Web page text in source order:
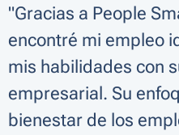
"Gracias a People
encontré mi empleo
mis habilidades con
empresarial. Su
bienestar de los